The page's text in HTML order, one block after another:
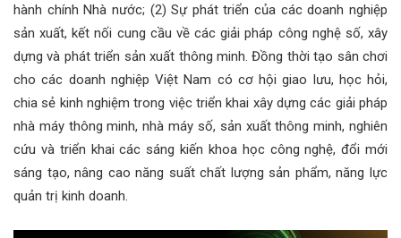
hành chính Nhà nước; (2) Sự phát triển của các doanh nghiệp
sản xuất, kết nối cung cầu về các giải pháp công nghệ số, xây
dựng và phát triển sản xuất thông minh. Đồng thời tạo sân chơi
cho các doanh nghiệp Việt Nam có cơ hội giao lưu, học hỏi,
chia sẻ kinh nghiệm trong việc triển khai xây dựng các giải pháp
nhà máy thông minh, nhà máy số, sản xuất thông minh, nghiên
cứu và triển khai các sáng kiến khoa học công nghệ, đổi mới
sáng tạo, nâng cao năng suất chất lượng sản phẩm, năng lực
quản trị kinh doanh.